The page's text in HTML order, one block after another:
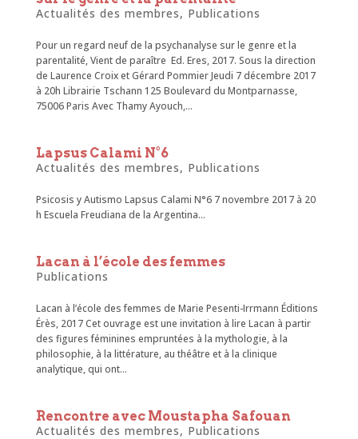
Actualités des membres, Publications
Pour un regard neuf de la psychanalyse sur le genre et la
parentalité, Vient de paraître Ed. Eres, 2017. Sous la direction
de Laurence Croix et Gérard Pommier Jeudi 7 décembre 2017
à 20h Librairie Tschann 125 Boulevard du Montparnasse,
75006 Paris Avec Thamy Ayouch,...
Lapsus Calami N°6
Actualités des membres, Publications
Psicosis y Autismo Lapsus Calami N°6 7 novembre 2017 à 20
h Escuela Freudiana de la Argentina...
Lacan à l’école des femmes
Publications
Lacan à l’école des femmes de Marie Pesenti-Irrmann Éditions
Érès, 2017 Cet ouvrage est une invitation à lire Lacan à partir
des figures féminines empruntées à la mythologie, à la
philosophie, à la littérature, au théâtre et à la clinique
analytique, qui ont...
Rencontre avec Moustapha Safouan
Actualités des membres, Publications